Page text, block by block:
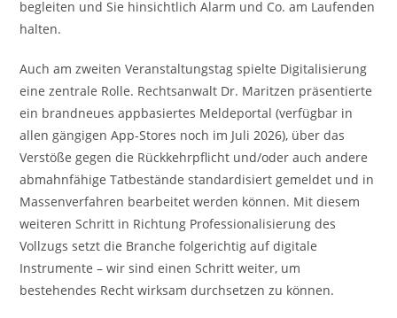
begleiten und Sie hinsichtlich Alarm und Co. am Laufenden
halten.
Auch am zweiten Veranstaltungstag spielte Digitalisierung
eine zentrale Rolle. Rechtsanwalt Dr. Maritzen präsentierte
ein brandneues appbasiertes Meldeportal (verfügbar in
allen gängigen App-Stores noch im Juli 2026), über das
Verstöße gegen die Rückkehrpflicht und/oder auch andere
abmahnfähige Tatbestände standardisiert gemeldet und in
Massenverfahren bearbeitet werden können. Mit diesem
weiteren Schritt in Richtung Professionalisierung des
Vollzugs setzt die Branche folgerichtig auf digitale
Instrumente – wir sind einen Schritt weiter, um
bestehendes Recht wirksam durchsetzen zu können.